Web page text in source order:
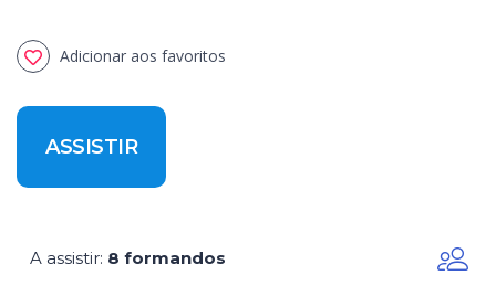
Adicionar aos favoritos
ASSISTIR
A assistir: 8 formandos